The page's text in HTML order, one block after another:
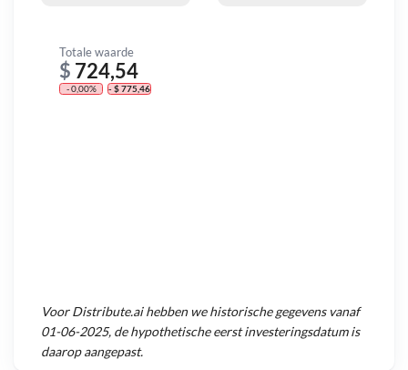
Totale waarde
$ 724,54
- 0,00% - $ 775,46
VoorDistribute.aihebben we historische gegevens vanaf
01-06-2025, de hypothetische eerst investeringsdatum is
daarop aangepast.